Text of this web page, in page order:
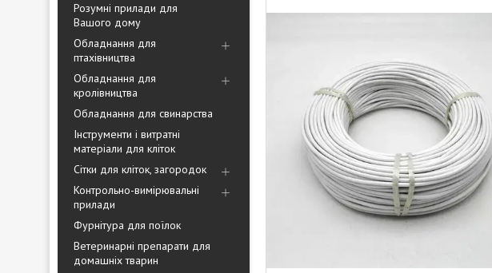
Розумні прилади для
Вашого дому
Обладнання для
птахівництва
Обладнання для
кролівництва
Обладнання для свинарства
Інструменти і витратні
матеріали для кліток
Сітки для кліток, загородок
Контрольно-вимірювальні
прилади
Фурнітура для поїлок
Ветеринарні препарати для
домашніх тварин